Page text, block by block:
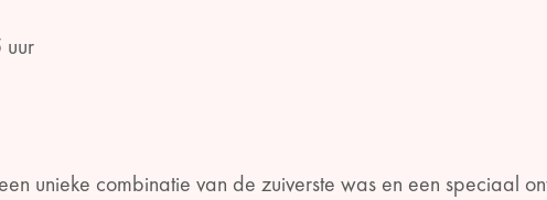
uur
unieke combinatie van de zuiverste was en een speciaal